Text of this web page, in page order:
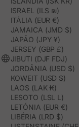
ISRAEL (ILS ₪)
ITÁLIA (EUR €)
JAMAICA (JMD $)
JAPÃO (JPY ¥)
JERSEY (GBP £)
JIBUTI (DJF FDJ)
JORDÂNIA (USD $)
KOWEIT (USD $)
LAOS (LAK ₭)
LESOTO (LSL L)
LETÓNIA (EUR €)
LIBÉRIA (LRD $)